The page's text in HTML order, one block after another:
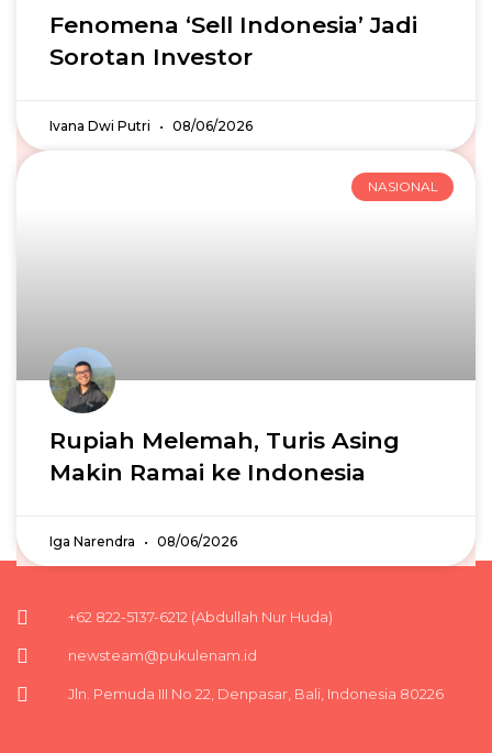
Fenomena ‘Sell Indonesia’ Jadi
Sorotan Investor
Ivana Dwi Putri 08/06/2026
NASIONAL
Rupiah Melemah, Turis Asing
Makin Ramai ke Indonesia
Iga Narendra 08/06/2026
+62 822-5137-6212 (Abdullah Nur Huda)
newsteam@pukulenam.id
Jln. Pemuda III No 22, Denpasar, Bali, Indonesia 80226